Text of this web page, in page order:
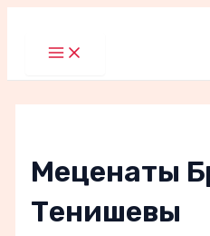
Main
Menu
Меценаты
Тенишевы